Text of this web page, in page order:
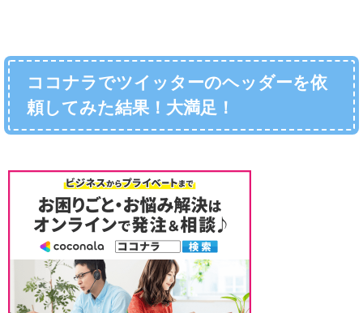
ココナラでツイッターのヘッダーを依
頼してみた結果！大満足！